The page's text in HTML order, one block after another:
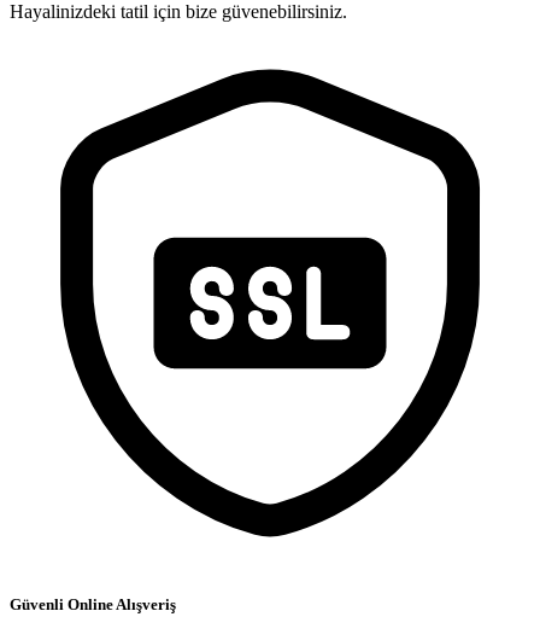
Hayalinizdeki tatil için bize güvenebilirsiniz.
Güvenli Online Alışveriş